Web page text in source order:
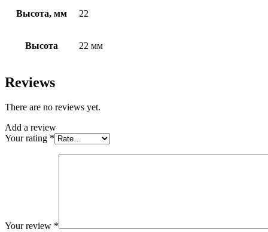
Высота, мм 22
Высота 22 мм
Reviews
There are no reviews yet.
Add a review
Your rating *
Your review *